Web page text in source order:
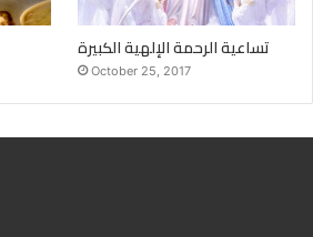
تساعية الرحمة الإلهية الكبيرة
October 25, 2017